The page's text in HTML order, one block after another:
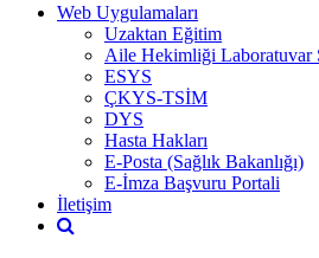
Web Uygulamaları
Uzaktan Eğitim
Aile Hekimliği Laboratuvar
ESYS
ÇKYS-TSİM
DYS
Hasta Hakları
E-Posta (Sağlık Bakanlığı)
E-İmza Başvuru Portali
İletişim